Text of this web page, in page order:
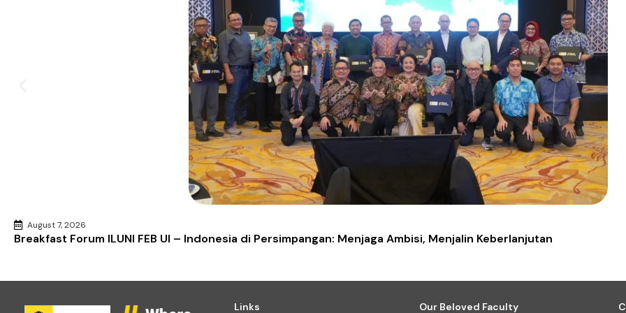
August 7, 2026
Breakfast Forum ILUNI FEB UI – Indonesia di Persimpangan: Menjaga Ambisi, Menjalin Keberlanjutan
Links Our Beloved Faculty